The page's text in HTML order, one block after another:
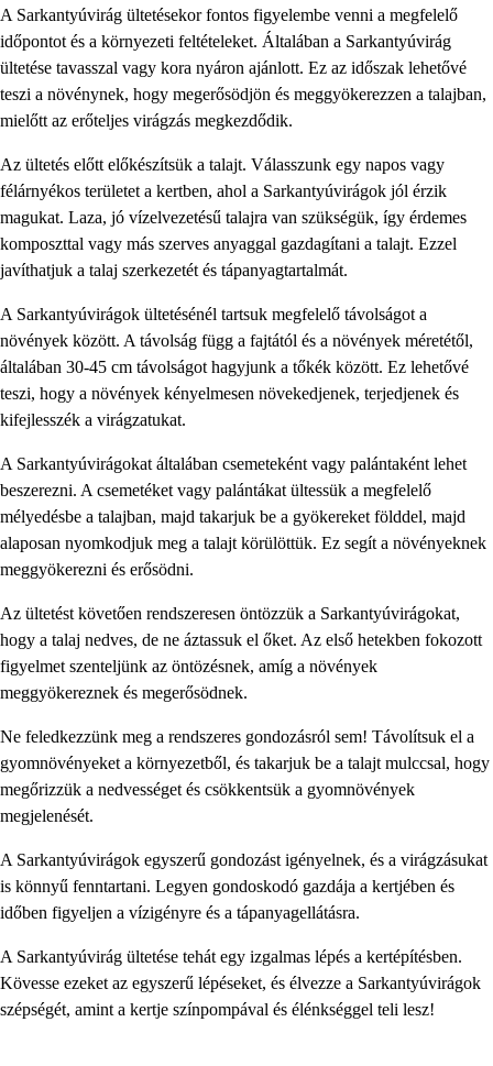
A Sarkantyúvirág ültetésekor fontos figyelembe venni a megfelelő
időpontot és a környezeti feltételeket. Általában a Sarkantyúvirág
ültetése tavasszal vagy kora nyáron ajánlott. Ez az időszak lehetővé
teszi a növénynek, hogy megerősödjön és meggyökerezzen a talajban,
mielőtt az erőteljes virágzás megkezdődik.
Az ültetés előtt előkészítsük a talajt. Válasszunk egy napos vagy
félárnyékos területet a kertben, ahol a Sarkantyúvirágok jól érzik
magukat. Laza, jó vízelvezetésű talajra van szükségük, így érdemes
komposzttal vagy más szerves anyaggal gazdagítani a talajt. Ezzel
javíthatjuk a talaj szerkezetét és tápanyagtartalmát.
A Sarkantyúvirágok ültetésénél tartsuk megfelelő távolságot a
növények között. A távolság függ a fajtától és a növények méretétől,
általában 30-45 cm távolságot hagyjunk a tőkék között. Ez lehetővé
teszi, hogy a növények kényelmesen növekedjenek, terjedjenek és
kifejlesszék a virágzatukat.
A Sarkantyúvirágokat általában csemeteként vagy palántaként lehet
beszerezni. A csemetéket vagy palántákat ültessük a megfelelő
mélyedésbe a talajban, majd takarjuk be a gyökereket földdel, majd
alaposan nyomkodjuk meg a talajt körülöttük. Ez segít a növényeknek
meggyökerezni és erősödni.
Az ültetést követően rendszeresen öntözzük a Sarkantyúvirágokat,
hogy a talaj nedves, de ne áztassuk el őket. Az első hetekben fokozott
figyelmet szenteljünk az öntözésnek, amíg a növények
meggyökereznek és megerősödnek.
Ne feledkezzünk meg a rendszeres gondozásról sem! Távolítsuk el a
gyomnövényeket a környezetből, és takarjuk be a talajt mulccsal, hogy
megőrizzük a nedvességet és csökkentsük a gyomnövények
megjelenését.
A Sarkantyúvirágok egyszerű gondozást igényelnek, és a virágzásukat
is könnyű fenntartani. Legyen gondoskodó gazdája a kertjében és
időben figyeljen a vízigényre és a tápanyagellátásra.
A Sarkantyúvirág ültetése tehát egy izgalmas lépés a kertépítésben.
Kövesse ezeket az egyszerű lépéseket, és élvezze a Sarkantyúvirágok
szépségét, amint a kertje színpompával és élénkséggel teli lesz!